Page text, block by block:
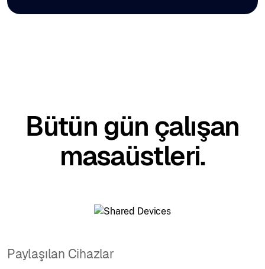
Bütün gün çalışan
masaüstleri.
Paylaşılan Cihazlar